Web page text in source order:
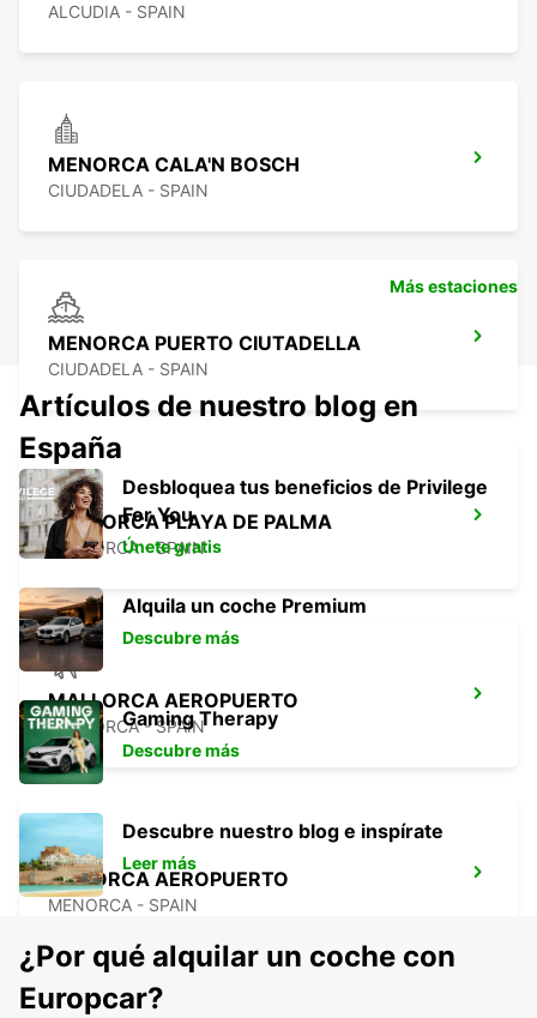
ALCUDIA - SPAIN
MENORCA CALA'N BOSCH
CIUDADELA - SPAIN
MENORCA PUERTO CIUTADELLA
CIUDADELA - SPAIN
MALLORCA PLAYA DE PALMA
MALLORCA - SPAIN
MALLORCA AEROPUERTO
MALLORCA - SPAIN
MENORCA AEROPUERTO
MENORCA - SPAIN
Más estaciones
Artículos de nuestro blog en
España
Desbloquea tus beneficios de Privilege
For You
Únete gratis
Alquila un coche Premium
Descubre más
Gaming Therapy
Descubre más
Descubre nuestro blog e inspírate
Leer más
¿Por qué alquilar un coche con
Europcar?